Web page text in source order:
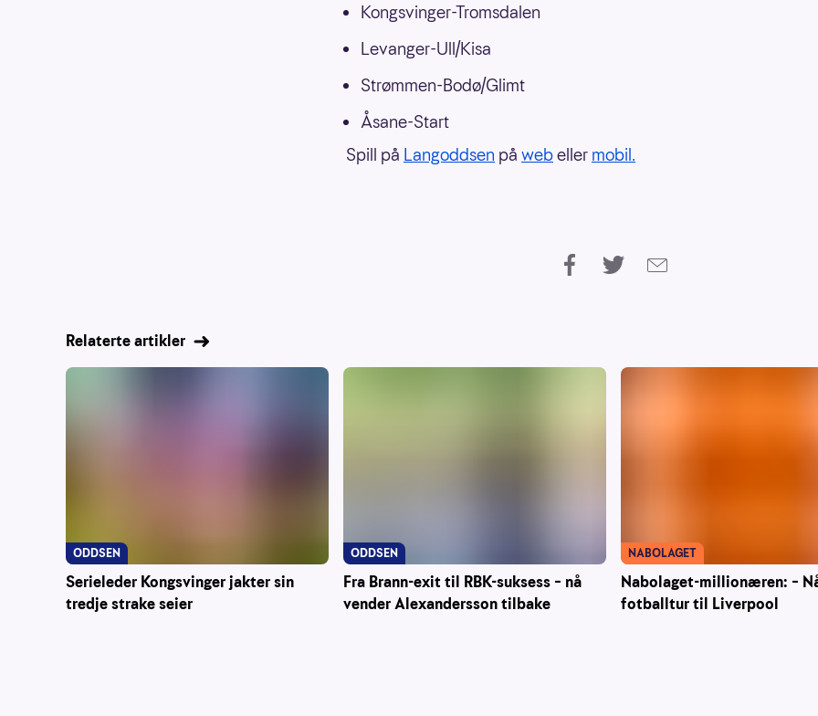
Kongsvinger-Tromsdalen
Levanger-Ull/Kisa
Strømmen-Bodø/Glimt
Åsane-Start
Spill på Langoddsen på webeller mobil.
Relaterte artikler
Serieleder Kongsvinger jakter sin
tredje strake seier
ODDSEN
Fra Brann-exit til RBK-suksess – nå
vender Alexandersson tilbake
ODDSEN
Nabolaget-millionæren: –
fotballtur til Liverpool
NABOLAGET